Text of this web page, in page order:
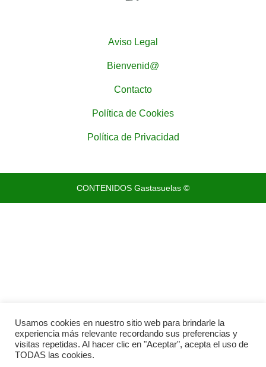
Aviso Legal
Bienvenid@
Contacto
Política de Cookies
Política de Privacidad
CONTENIDOS Gastasuelas ©
Usamos cookies en nuestro sitio web para brindarle la
experiencia más relevante recordando sus preferencias y
visitas repetidas. Al hacer clic en "Aceptar", acepta el uso de
TODAS las cookies.